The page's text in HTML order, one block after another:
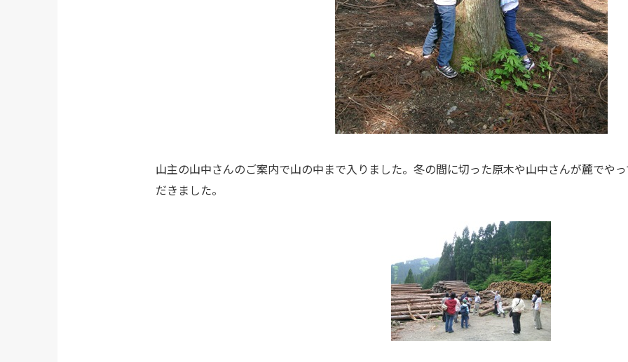
山主の山中さんのご案内で山の中まで入りました。冬の間に切った原木や山中さんが麓でや
だきました。